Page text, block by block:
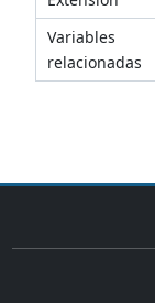
Variables
relacionadas